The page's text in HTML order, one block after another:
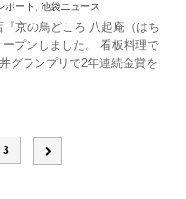
ポート 池袋ニュース
京の鳥どころ 八起庵（はち
プンしました。 看板料理で
グランプリで2年連続金賞を
3